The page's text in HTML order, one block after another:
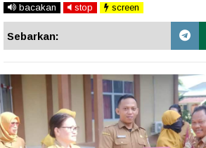
bacakan stop screen
Sebarkan: